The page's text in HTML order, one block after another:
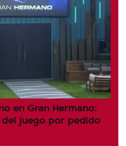
en Gran Hermano:
juego por pedido